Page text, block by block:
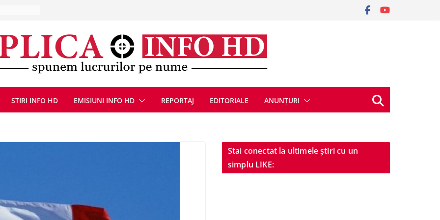
la Uricani.
parapet
din
STIRI INFO HD EMISIUNI INFO HD REPORTAJ EDITORIALE ANUNȚURI
Stai conectat la ultimele știri cu un
simplu LIKE: